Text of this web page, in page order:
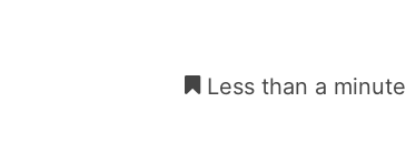
Less than a minute